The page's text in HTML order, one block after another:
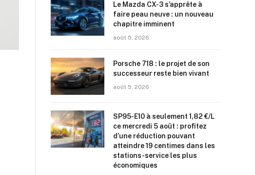
Le Mazda CX-3 s’apprête à
faire peau neuve : un nouveau
chapitre imminent
août 5, 2026
Porsche 718 : le projet de son
successeur reste bien vivant
août 5, 2026
SP95-E10 à seulement 1,82 €/L
ce mercredi 5 août : profitez
d’une réduction pouvant
atteindre 19 centimes dans les
stations-service les plus
économiques